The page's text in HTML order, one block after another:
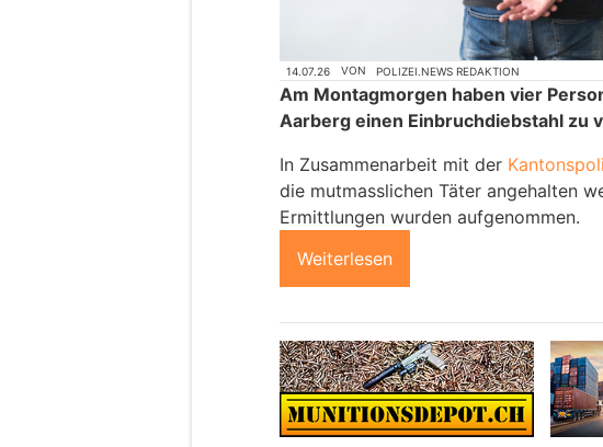
14.07.26 VON POLIZEI.NEWS REDAKTION
Am Montagmorgen haben vier
Aarberg einen Einbruchdiebstahl zu
In Zusammenarbeit mit der
die mutmasslichen Täter angehalten
Ermittlungen wurden aufgenommen.
Weiterlesen